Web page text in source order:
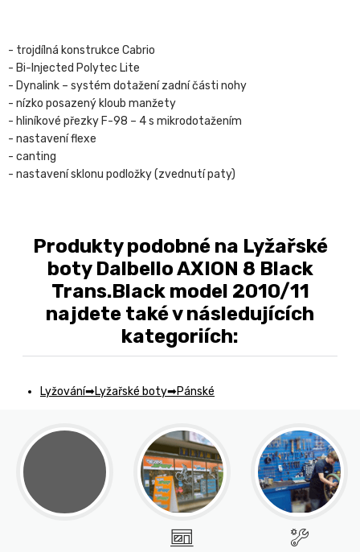
- trojdílná konstrukce Cabrio
- Bi-Injected Polytec Lite
- Dynalink – systém dotažení zadní části nohy
- nízko posazený kloub manžety
- hliníkové přezky F-98 – 4 s mikrodotažením
- nastavení flexe
- canting
- nastavení sklonu podložky (zvednutí paty)
Produkty podobné na Lyžařské
boty Dalbello AXION 8 Black
Trans.Black model 2010/11
najdete také v následujících
kategoriích:
Lyžování Lyžařské boty Pánské